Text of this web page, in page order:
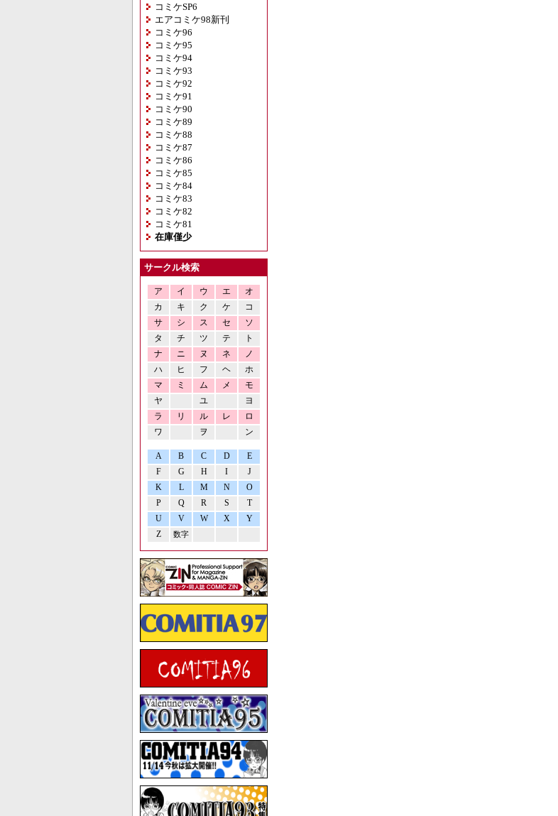
コミケSP6
エアコミケ98新刊
コミケ96
コミケ95
コミケ94
コミケ93
コミケ92
コミケ91
コミケ90
コミケ89
コミケ88
コミケ87
コミケ86
コミケ85
コミケ84
コミケ83
コミケ82
コミケ81
在庫僅少
サークル検索
ア イ ウ エ
オ
カ
キ ク ケ
コ
サ
シ ス セ
ソ
タ
チ ツ テ
ト
ナ
ニ ヌ ネ
ノ
ハ
ヒ フ ヘ
ホ
マ
ミ ム メ
モ
ヤ
ユ
ヨ
ラ
リ ル レ
ロ
ワ
ヲ ン
A B C D
E
F
G H I
J
K
L M N
O
P
Q R S
T
U
V W X
Y
Z
数字